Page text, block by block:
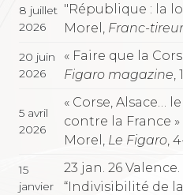
8 juillet
2026
"République : la
Morel, Franc-tireur
20 juin
2026
« Faire que la
Figaro magazine
5 avril
2026
« Corse, Alsace…
contre la France »
Morel, Le Figaro ,
15
janvier
23 jan. 26
“Indivisibilité de